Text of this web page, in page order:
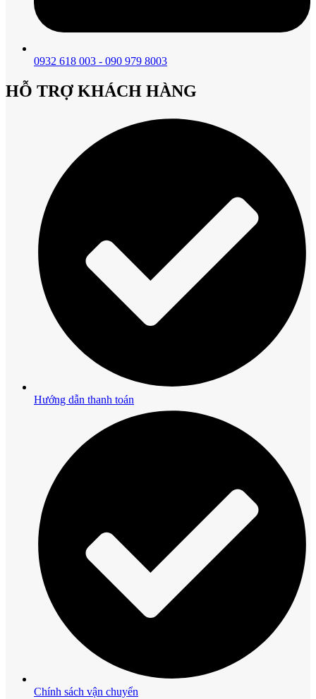
0932 618 003 - 090 979 8003
HỖ TRỢ KHÁCH HÀNG
Hướng dẫn thanh toán
Chính sách vận chuyển